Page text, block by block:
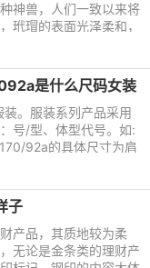
神兽，人们一致以来将
玳瑁的表面光泽柔和，
斑纹。那么，玳瑁的寓
是什么尺码女装
。服装系列产品采用
号/型、体型代号。如:
92a的具体尺寸为肩
常见服装型号标法：
子
产品，其质地较为柔
无论是金条类的理财产